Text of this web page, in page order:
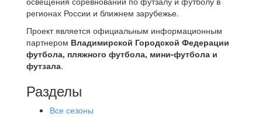
регионах России и ближнем зарубежье.
Проект является официальным информационным
партнером Владимирской Городской Федерации
футбола, пляжного футбола, мини-футбола и
футзала.
Разделы
Все сезоны